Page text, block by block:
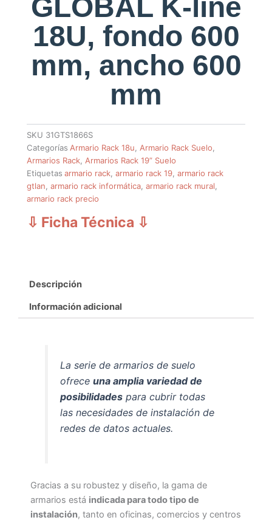
GLOBAL K-line
18U, fondo 600
mm, ancho 600
mm
SKU 31GTS1866S
Categorías Armario Rack 18u Armario Rack Suelo
Armarios Rack Armarios Rack 19” Suelo
Etiquetas armario rack ,armario rack 19 ,armario rack
gtlan ,armario rack informática ,armario rack mural
armario rack precio
⇩ Ficha Técnica ⇩
Descripción
Información adicional
La serie de armarios de suelo
ofreceuna amplia variedad de
posibilidades para cubrir todas
las necesidades de instalación de
redes de datos actuales.
Gracias a su robustez y diseño, la gama de
armarios está indicada para todo tipo de
instalación, tanto en oficinas, comercios y centros